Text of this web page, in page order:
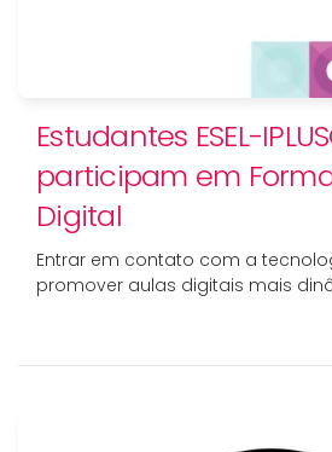
Estudantes ESEL-
participam em
Digital
Entrar em contato com a
promover aulas digitais mais